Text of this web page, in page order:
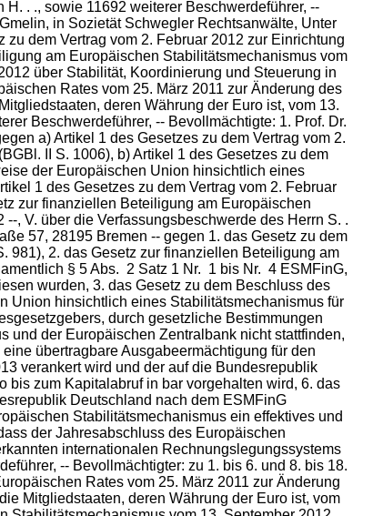
. ., sowie 11692 weiterer Beschwerdeführer, --
in Sozietät Schwegler Rechtsanwälte, Unter
dem Vertrag vom 2. Februar 2012 zur Einrichtung
am Europäischen Stabilitätsmechanismus vom
über Stabilität, Koordinierung und Steuerung in
Rates vom 25. März 2011 zur Änderung des
deren Währung der Euro ist, vom 13.
Beschwerdeführer, -- Bevollmächtigte: 1. Prof. Dr.
a) Artikel 1 des Gesetzes zu dem Vertrag vom 2.
II S. 1006), b) Artikel 1 des Gesetzes zu dem
der Europäischen Union hinsichtlich eines
1 des Gesetzes zu dem Vertrag vom 2. Februar
zur finanziellen Beteiligung am Europäischen
, V. über die Verfassungsbeschwerde des Herrn S. .
57, 28195 Bremen -- gegen 1. das Gesetz zu dem
981), 2. das Gesetz zur finanziellen Beteiligung am
§ 5 Abs. 2 Satz 1 Nr. 1 bis Nr. 4 ESMFinG,
wurden, 3. das Gesetz zu dem Beschluss des
Union hinsichtlich eines Stabilitätsmechanismus für
durch gesetzliche Bestimmungen
und der Europäischen Zentralbank nicht stattfinden,
übertragbare Ausgabeermächtigung für den
verankert wird und der auf die Bundesrepublik
zum Kapitalabruf in bar vorgehalten wird, 6. das
Deutschland nach dem ESMFinG
Stabilitätsmechanismus ein effektives und
der Jahresabschluss des Europäischen
internationalen Rechnungslegungssystems
-- Bevollmächtigter: zu 1. bis 6. und 8. bis 18.
Rates vom 25. März 2011 zur Änderung
Mitgliedstaaten, deren Währung der Euro ist, vom